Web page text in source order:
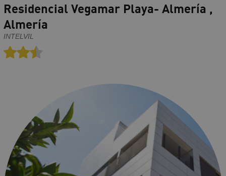
Residencial Vegamar Playa- Almería ,
Almería
INTELVIL